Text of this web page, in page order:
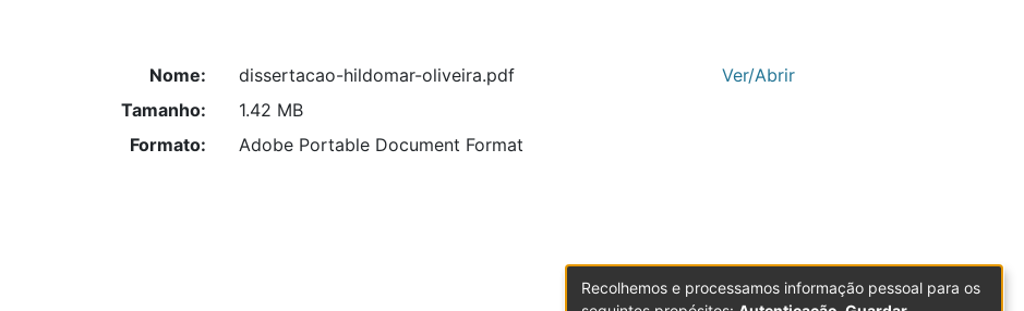
Nome:
dissertacao-hildomar-oliveira.pdf
Tamanho:
1.42 MB
Formato:
Adobe Portable Document Format
Ver/Abrir
Recolhemos e processamos informação pessoal para os